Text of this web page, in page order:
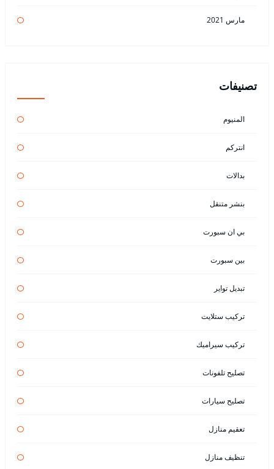
مارس 2021
تصنيفات
المنيوم
انتركم
بدالات
بنشر متنقل
بي ان سبورت
بين سبورت
تبديل تواير
تركيب ستلايت
تركيب سيراميك
تصليح تلفونات
تصليح سيارات
تعقيم منازل
تنظيف منازل